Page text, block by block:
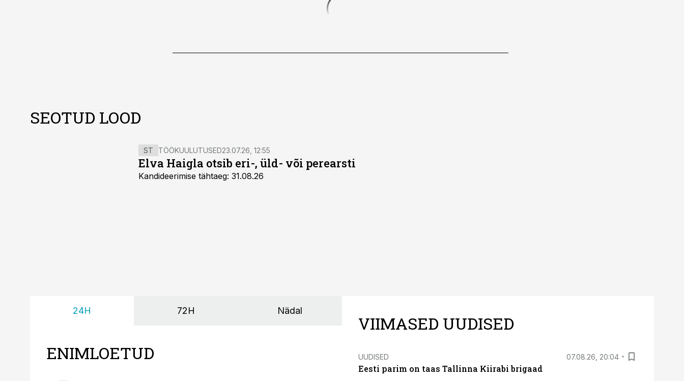
SEOTUD LOOD
ST TÖÖKUULUTUSED23.07.26, 12:55
Elva Haigla otsib eri-, üld- või perearsti
Kandideerimise tähtaeg: 31.08.26
24H 72H Nädal
ENIMLOETUD
VIIMASED UUDISED
UUDISED 07.08.26, 20:04
Eesti parim on taas Tallinna Kiirabi brigaad